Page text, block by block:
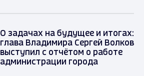
О задачах на будущее и итогах:
глава Владимира Сергей Волков
выступил с отчётом о работе
администрации города